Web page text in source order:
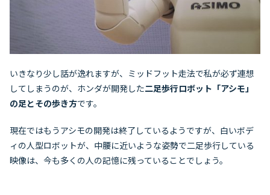
いきなり少し話が逸れますが、ミッドフット走法で私が必ず連想
してしまうのが、ホンダが開発した二足歩行ロボット「アシモ」
の足とその歩き方です。
現在ではもうアシモの開発は終了しているようですが、白いボデ
ィの人型ロボットが、中腰に近いような姿勢で二足歩行している
映像は、今も多くの人の記憶に残っていることでしょう。